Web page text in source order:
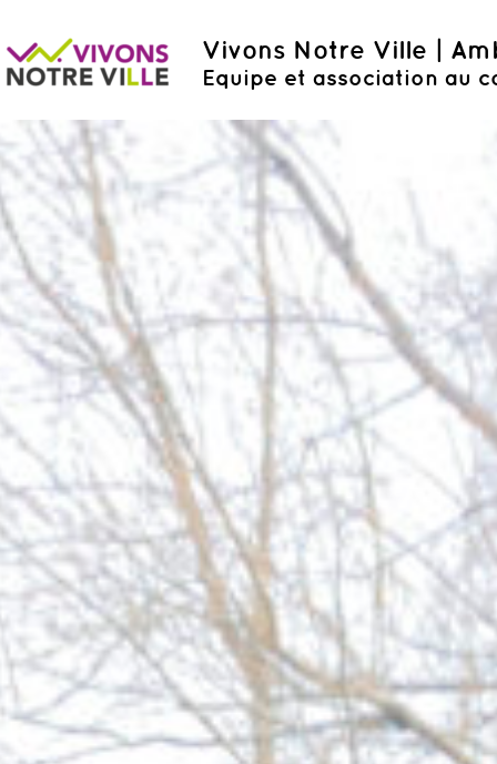
Vivons Notre Ville |
Equipe et association au